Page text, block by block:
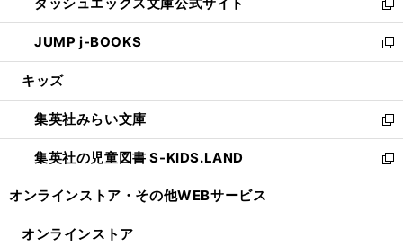
ド
ウ
で
開
ィ
ン
ド
ウ
開
く
い
ウ
ィ
ン
ウ
で
開
く
新
し
い
ウ
ン
ド
ウ
で
JUMP j-BOOKS
新
し
ウ
ィ
ン
ド
開
キッズ
集英社みらい文庫
新
し
い
ン
集英社の児童図書 S-KIDS.LAND
新
ウ
オンラインストア・ その他WEBサービス
オンラインストア